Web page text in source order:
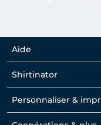
Aide
Shirtinator
Personnaliser &